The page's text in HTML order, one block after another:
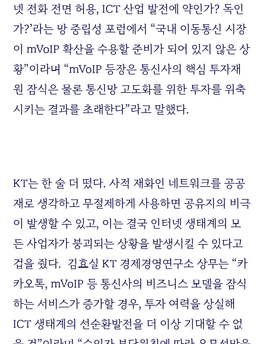
넷 전화 전면 허용, ICT 산업 발전에 약인가? 독인
가?’라는 망 중립성 포럼에서 “국내 이동통신 시장
이 mVoIP 확산을 수용할 준비가 되어 있지 않은 상
황”이라며 “mVoIP 등장은 통신사의 핵심 투자재
원 잠식은 물론 통신망 고도화를 위한 투자를 위축
시키는 결과를 초래한다”라고 말했다.
KT는 한 술 더 떴다. 사적 재화인 네트워크를 공공
재로 생각하고 무절제하게 사용하면 공유지의 비극
이 발생할 수 있고, 이는 결국 인터넷 생태계의 모
든 사업자가 붕괴되는 상황을 발생시킬 수 있다고
겁을 줬다. 김효실 KT 경제경영연구소 상무는 “카
카오톡, mVoIP 등 통신사의 비즈니스 모델을 잠식
하는 서비스가 증가할 경우, 투자 여력을 상실해
ICT 생태계의 선순환발전을 더 이상 기대할 수 없